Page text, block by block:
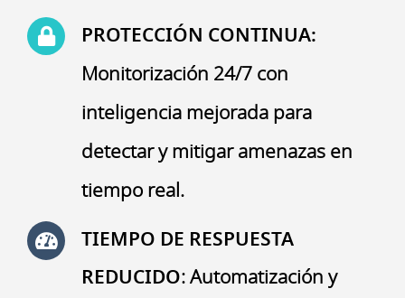
PROTECCIÓN CONTINUA:
Monitorización 24/7 con
inteligencia mejorada para
detectar y mitigar amenazas en
tiempo real.
TIEMPO DE RESPUESTA
REDUCIDO:Automatización y